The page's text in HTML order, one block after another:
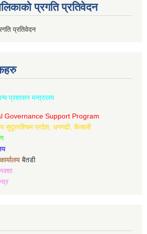
प्रगति प्रतिवेदन
प्रतिवेदन
प्रशासन मन्त्रालय
Governance Support Program
सुदूरपश्चिम प्रदेश, धनगढी, कैलाली
बैतडी